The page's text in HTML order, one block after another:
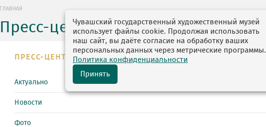
ГЛАВНАЯ
Пресс-центр
ПРЕСС-ЦЕНТР
Актуально
Новости
Фото
Чувашский государственный художественный музей
использует файлы cookie. Продолжая использовать
наш сайт, вы даёте согласие на обработку ваших
персональных данных через метрические программы.
Политика конфиденциальности
Принять